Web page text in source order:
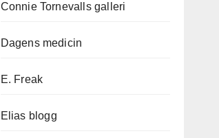
Connie Tornevalls galleri
Dagens medicin
E. Freak
Elias blogg